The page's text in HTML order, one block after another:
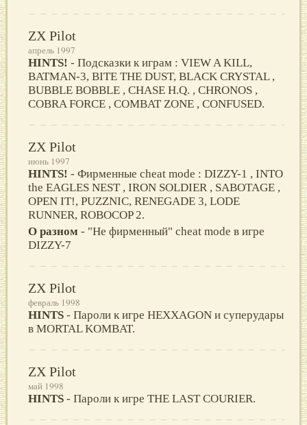
ZX Pilot
апрель 1997
HINTS! - Подсказки к играм : VIEW A KILL,
BATMAN-3, BITE THE DUST, BLACK CRYSTAL ,
BUBBLE BOBBLE , CHASE H.Q. , CHRONOS ,
COBRA FORCE , COMBAT ZONE , CONFUSED.
ZX Pilot
июнь 1997
HINTS! - Фирменные cheat mode : DIZZY-1 , INTO
the EAGLES NEST , IRON SOLDIER , SABOTAGE ,
OPEN IT!, PUZZNIC, RENEGADE 3, LODE
RUNNER, ROBOCOP 2.
О разном - "Не фирменный" cheat mode в игре
DIZZY-7
ZX Pilot
февраль 1998
HINTS - Пароли к игре HEXXAGON и суперудары
в MORTAL KOMBAT.
ZX Pilot
май 1998
HINTS - Пароли к игре THE LAST COURIER.